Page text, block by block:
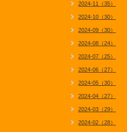
2024-11（35）
2024-10（30）
2024-09（30）
2024-08（24）
2024-07（25）
2024-06（27）
2024-05（30）
2024-04（27）
2024-03（29）
2024-02（28）